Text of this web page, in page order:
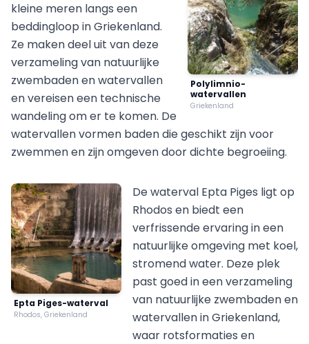
Polylimnio-
watervallen
Griekenland
kleine meren langs een
beddingloop in Griekenland.
Ze maken deel uit van deze
verzameling van natuurlijke
zwembaden en watervallen
en vereisen een technische
wandeling om er te komen. De
watervallen vormen baden die geschikt zijn voor
zwemmen en zijn omgeven door dichte begroeiing.
Epta Piges-waterval
Rhodos, Griekenland
De waterval Epta Piges ligt op
Rhodos en biedt een
verfrissende ervaring in een
natuurlijke omgeving met koel,
stromend water. Deze plek
past goed in een verzameling
van natuurlijke zwembaden en
watervallen in Griekenland,
waar rotsformaties en